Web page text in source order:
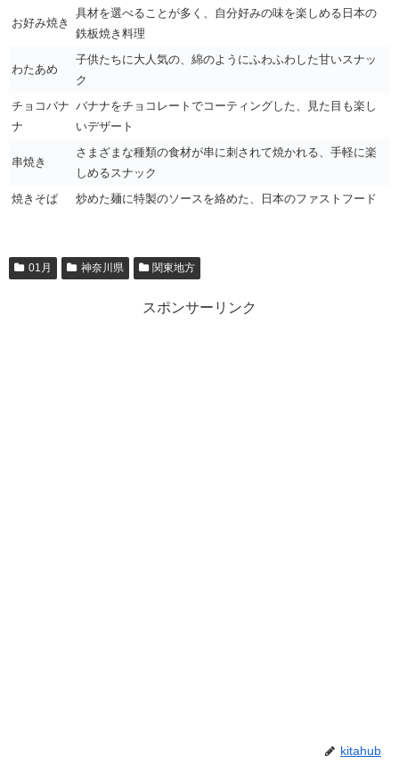
お好み焼き
具材を選べることが多く、自分好みの味を楽しめる日本の
鉄板焼き料理
わたあめ
子供たちに大人気の、綿のようにふわふわした甘いスナッ
ク
チョコバナ
ナ
バナナをチョコレートでコーティングした、見た目も楽し
いデザート
串焼き
さまざまな種類の食材が串に刺されて焼かれる、手軽に楽
しめるスナック
焼きそば
炒めた麺に特製のソースを絡めた、日本のファストフード
01月 神奈川県 関東地方
スポンサーリンク
kitahub